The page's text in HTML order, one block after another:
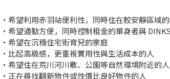
・希望利用赤羽站便利性，同時住在較安靜區域
・希望通勤方便，同時控制租金的單身者與 DINKS
・希望在沉穩住宅街育兒的家庭
・比起高級感，更重視實用性與生活成本的人
・希望住在荒川河川敷、公園等自然環境附近的人
・正在尋找翻新物件或性價比良好物件的人